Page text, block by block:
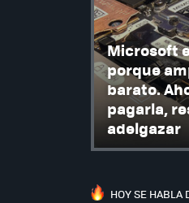
Microsoft
porque
barato.
pagarla,
adelgazar
HOY SE HABLA